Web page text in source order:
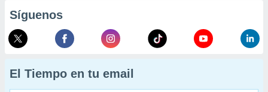
Síguenos
El Tiempo en tu email